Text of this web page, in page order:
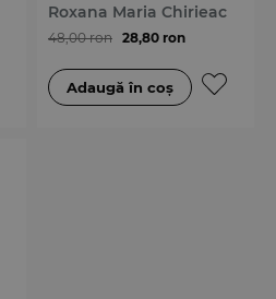
Roxana Maria Chirieac
48,00 ron 28,80 ron